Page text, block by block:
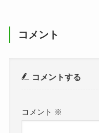
コメント
コメントする
コメント ※